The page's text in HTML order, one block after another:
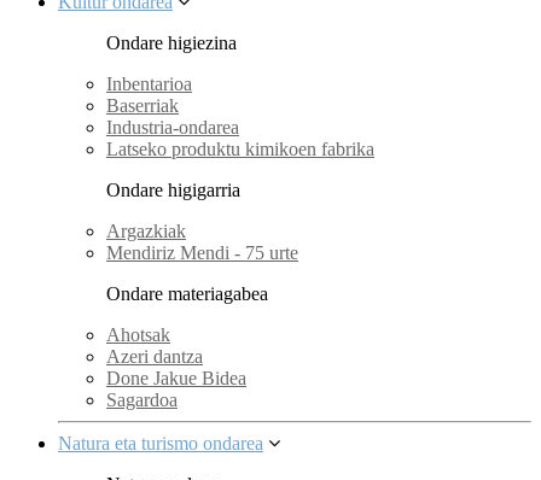
Ondare higiezina
Inbentarioa
Baserriak
Industria-ondarea
Latseko produktu kimikoen fabrika
Ondare higigarria
Argazkiak
Mendiriz Mendi - 75 urte
Ondare materiagabea
Ahotsak
Azeri dantza
Done Jakue Bidea
Sagardoa
Natura eta turismo ondarea